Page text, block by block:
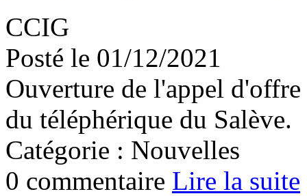
CCIG
Posté le 01/12/2021
Ouverture de l'appel
du téléphérique du Salève.
Catégorie : Nouvelles
0 commentaire Lire la suite